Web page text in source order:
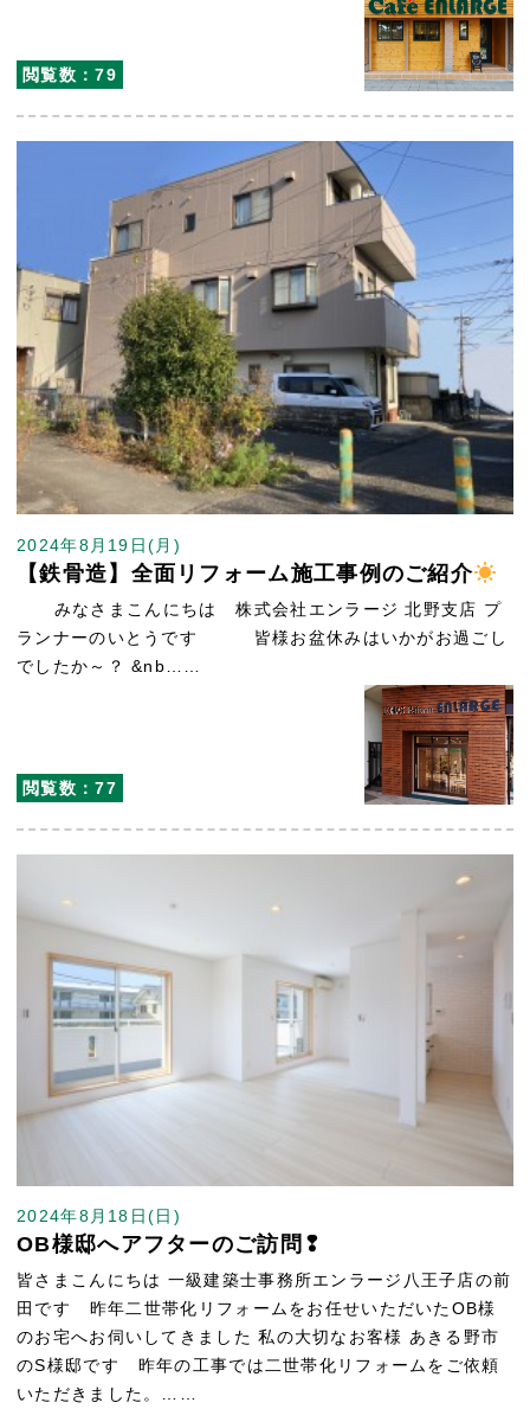
閲覧数：79
閲覧数：77
2024年8月19日(月)
【鉄骨造】全面リフォーム施工事例のご紹介
みなさまこんにちは 株式会社エンラージ 北野支店 プ
ランナーのいとうです 皆様お盆休みはいかがお過ごし
でしたか～？ &nb……
2024年8月18日(日)
OB様邸へアフターのご訪問❢
皆さまこんにちは 一級建築士事務所エンラージ八王子店の前
田です 昨年二世帯化リフォームをお任せいただいたOB様
のお宅へお伺いしてきました 私の大切なお客様 あきる野市
のS様邸です 昨年の工事では二世帯化リフォームをご依頼
いただきました。……